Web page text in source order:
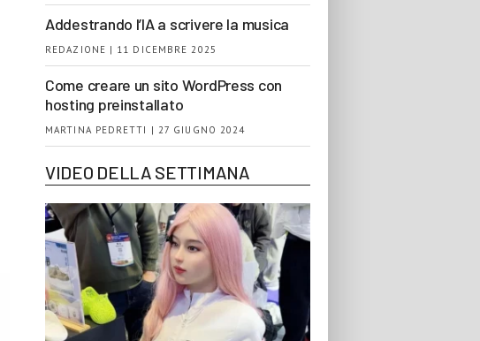
Addestrando l’IA a scrivere la musica
REDAZIONE | 11 DICEMBRE 2025
Come creare un sito WordPress con
hosting preinstallato
MARTINA PEDRETTI | 27 GIUGNO 2024
VIDEO DELLA SETTIMANA